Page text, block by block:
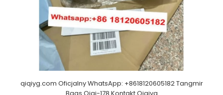
qiqiyg.com Oficjalny WhatsApp: +8618120605182 Tangmir